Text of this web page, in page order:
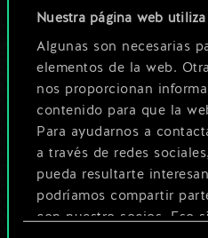
Nuestra página web
Algunas son necesarias
elementos de la web.
nos proporcionan
contenido para que la
Para ayudarnos a
a través de redes
pueda resultarte
podríamos compartir
con nuestro socios. Eso
ser
Poner nombre a
una guía
O